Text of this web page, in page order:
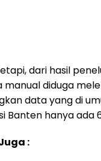
dari hasil
manual diduga
data yang di
Banten hanya
: